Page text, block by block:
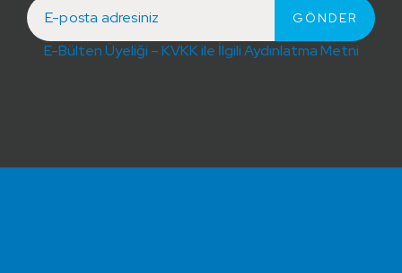
E-Bülten Üyeliği – KVKK ile İlgili Aydınlatma Metni